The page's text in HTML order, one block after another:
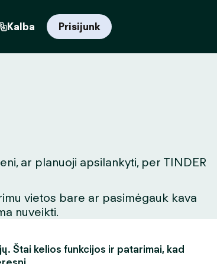
Kalba Prisijunk
ar planuoji apsilankyti, per TINDER
vietos bare ar pasimėgauk kava
nuveikti.
Štai kelios funkcijos ir patarimai, kad